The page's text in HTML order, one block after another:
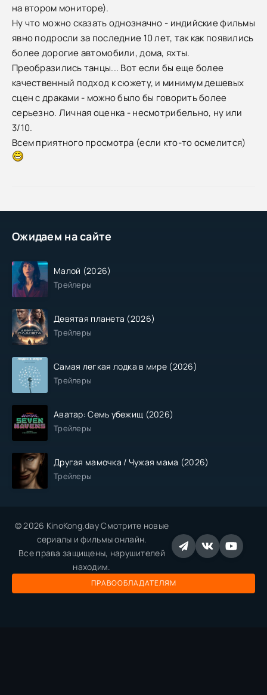
Ожидаем на сайте
Малой (2026)
Трейлеры
Девятая планета (2026)
Трейлеры
Самая легкая лодка в мире (2026)
Трейлеры
Аватар: Семь убежищ (2026)
Трейлеры
Другая мамочка / Чужая мама (2026)
Трейлеры
на втором мониторе).
Ну что можно сказать однозначно - индийские фильмы
явно подросли за последние 10 лет, так как появились
более дорогие автомобили, дома, яхты.
Преобразились танцы... Вот если бы еще более
качественный подход к сюжету, и минимум дешевых
сцен с драками - можно было бы говорить более
серьезно. Личная оценка - несмотрибельно, ну или
3/10.
Всем приятного просмотра (если кто-то осмелится)
© 2026 KinoKong.day Смотрите новые
сериалы и фильмы онлайн.
Все права защищены, нарушителей
находим.
ПРАВООБЛАДАТЕЛЯМ